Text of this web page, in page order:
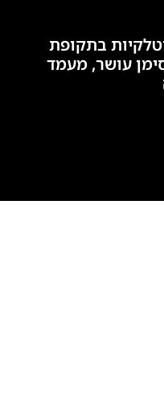
בתקופת
עושר, מעמד